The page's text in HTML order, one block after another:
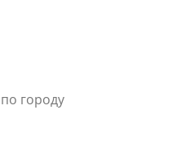
по городу